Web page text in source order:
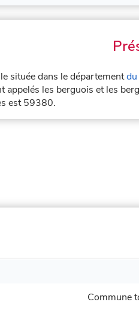
située dans le département
appelés les berguois et les
est 59380.
Commune